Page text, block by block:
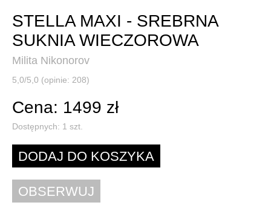
STELLA MAXI - SREBRNA
SUKNIA WIECZOROWA
Milita Nikonorov
5,0/5,0 (opinie: 208)
Cena: 1499 zł
Dostępnych: 1 szt.